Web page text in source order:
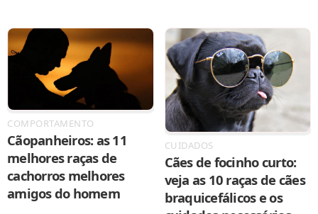
COMPORTAMENTO
Cãopanheiros: as 11
melhores raças de
cachorros melhores
amigos do homem
CUIDADOS
Cães de focinho curto:
veja as 10 raças de cães
braquicefálicos e os